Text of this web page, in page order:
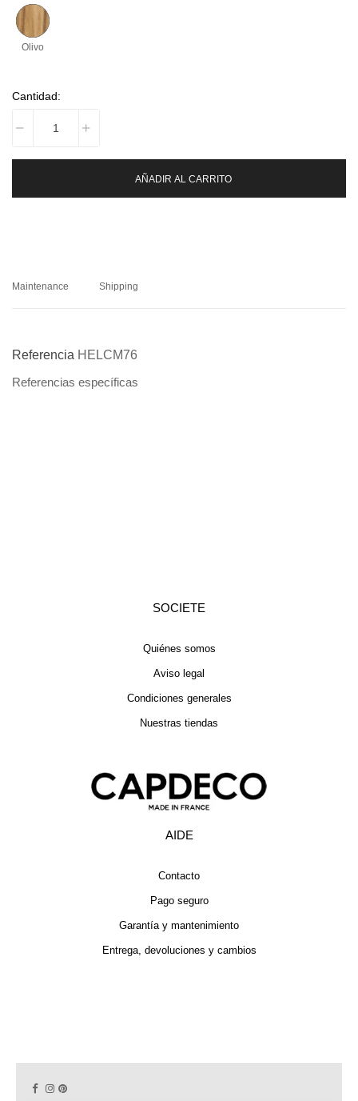
Olivo
Cantidad:
AÑADIR AL CARRITO
Maintenance Shipping
Referencia HELCM76
Referencias específicas
SOCIETE
Quiénes somos
Aviso legal
Condiciones generales
Nuestras tiendas
AIDE
Contacto
Pago seguro
Garantía y mantenimiento
Entrega, devoluciones y cambios